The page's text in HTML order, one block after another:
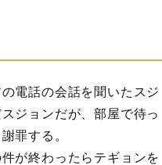
電話の会話を聞いたスジ
ジョンだが、部屋で待っ
罪する。
が終わったらテギョンを